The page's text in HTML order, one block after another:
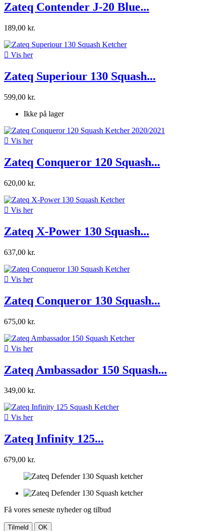
Zateq Contender J-20 Blue...
189,00 kr.
 Vis her
Zateq Superiour 130 Squash...
599,00 kr.
Ikke på lager
 Vis her
Zateq Conqueror 120 Squash...
620,00 kr.
 Vis her
Zateq X-Power 130 Squash...
637,00 kr.
 Vis her
Zateq Conqueror 130 Squash...
675,00 kr.
 Vis her
Zateq Ambassador 150 Squash...
349,00 kr.
 Vis her
Zateq Infinity 125...
679,00 kr.
Få vores seneste nyheder og tilbud